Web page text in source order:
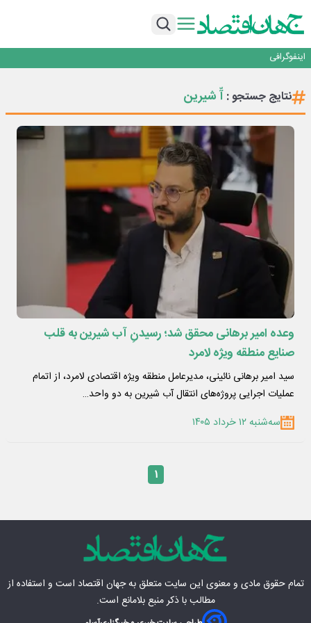
هر همکار، یک خبرنگار؛ هر خانواده یک روایت
اینفوگرافی
انرژی؛ از موتور توسعه تا گره توسعه‌نیافتگی
هر همکار، یک خبرنگار؛ هر خانواده یک روایت
نتایج جستجو :آّ شیرین
وعده امیر برهانی محقق شد؛ رسیدنِ آب شیرین به قلب
صنایع منطقه ویژه لامرد
سید امیر برهانی نائینی، مدیرعامل منطقه ویژه اقتصادی لامرد، از اتمام
عملیات اجرایی پروژه‌های انتقال آب شیرین به دو واحد…
سه‌شنبه ۱۲ خرداد ۱۴۰۵
۱
تمام حقوق مادی‌ و معنوی این سایت متعلق بهجهان اقتصاد است و استفاده از
مطالب با ذکر منبع بلامانع است.